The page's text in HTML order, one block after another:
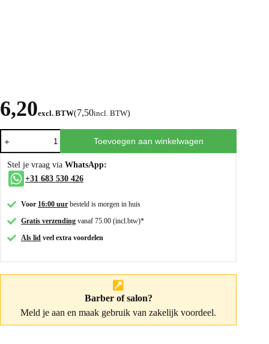
6,20excl. BTW(7,50incl. BTW)
Toevoegen aan winkelwagen
Stel je vraag via WhatsApp:
+31 683 530 426
Voor 16:00 uur besteld is morgen in huis
Gratis verzending vanaf 75.00 (incl.btw)*
Als lid veel extra voordelen
Barber of salon?
Meld je aan en maak gebruik van zakelijk voordeel.